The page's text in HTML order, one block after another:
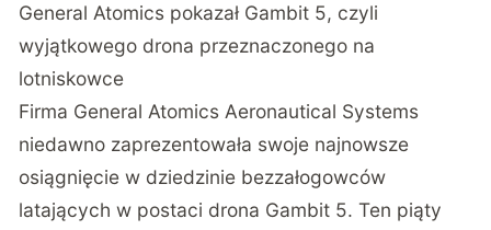
General Atomics pokazał Gambit 5, czyli
wyjątkowego drona przeznaczonego na
lotniskowce
Firma General Atomics Aeronautical Systems
niedawno zaprezentowała swoje najnowsze
osiągnięcie w dziedzinie bezzałogowców
latających w postaci drona Gambit 5. Ten piąty